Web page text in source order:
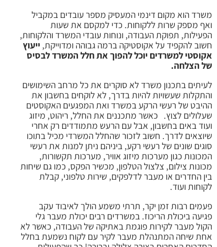
משרד הוא מקום דינמי המעסיק מספר עובדים במקביל
ואף מספק שרות ללקוחות. כדי למקסם את שעות
הפעילות, תפוקת העבודה, ונוחות עובדי המשרד והלקוחות,
חשוב להקפיד על אקוסטיקה ברמה גבוהה ומדוייקת, ייעוץ
אקוסטי למשרדים יוכל להפוך את חלל המשרד לבסיס
של הצלחה.
לעיתים בתכנון משרד לא סוקרים את כל מרחב השימושים
והתקלות שעשויות להיות בדרך, לא לוקחים בחשבון את
ההיבט של רעשי הרקע במשרד ואת המפגעים האקוסטים
שעלולים לצוץ. כאשר מתכננים את החלל, ריהוט, מיזוג
ועוד באים בחשבון, אבל עם הרעש מתמודדים רק אחרי
שיוצאים לדרך. חשוב לזכור שהחלל המשרדי מכיל בתוכו
סוגים שונים של רעשי רקע, ביניהם ניתן למנות את רעשי
המכונות כגון מערכות מיזוג אוויר, מערכות תקשורות,
מכונות צילום, צלצול הטלפון, מכשיר הפקס, כמו גם שיחות
בין החדרים או מעבר לדלפקים, שירות טלפוני, קבלת
לקוחות ועוד.
פעמים רבות זמן יקר, תרתי משמע הולך לאיבוד עקב
פגיעה ביכולת הריכוז. במשרדים רבים יכולת מעבר גלי
הקול מעבר לקירות פוגמת באתיקה של העבודה, כאשר לא
אחת שיחה המתנהלת מעבר לקיר עם לקוח נשמעת בחלל